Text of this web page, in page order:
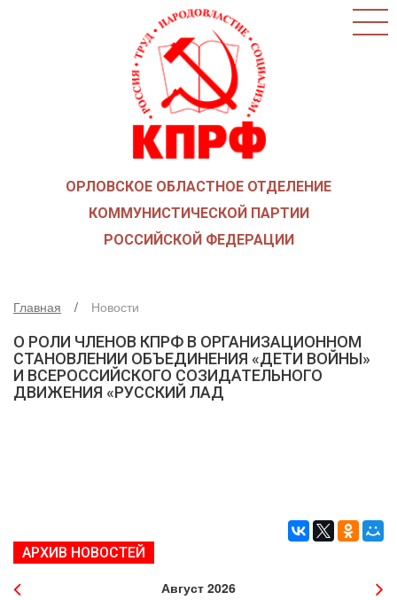
КАК ВСТУПИТЬ В КПРФ
ОБЩЕСТВЕННЫЕ ОРГАНИЗАЦИИ
СОЮЗ СОВЕТСКИХ ОФИЦЕРОВ В ПОДДЕРЖКУ
АРМИИ И ФЛОТА
ОРЛОВСКИЙ ОБЛАСТНОЙ СОВЕТ
ОРЛОВСКИЙ ГОРОДСКОЙ СОВЕТ
ДЕПУТАТЫ ОРГАНОВ МЕСТНОГО
КПРФ ПРОФ
ОРЛОВСКОЕ ОБЛАСТНОЕ ОТДЕЛЕНИЕ
КОММУНИСТИЧЕСКОЙ ПАРТИИ
РОССИЙСКОЙ ФЕДЕРАЦИИ
Главная Новости
О РОЛИ ЧЛЕНОВ КПРФ В ОРГАНИЗАЦИОННОМ
СТАНОВЛЕНИИ ОБЪЕДИНЕНИЯ «ДЕТИ ВОЙНЫ»
И ВСЕРОССИЙСКОГО СОЗИДАТЕЛЬНОГО
ДВИЖЕНИЯ «РУССКИЙ ЛАД
АРХИВ НОВОСТЕЙ
Август 2026